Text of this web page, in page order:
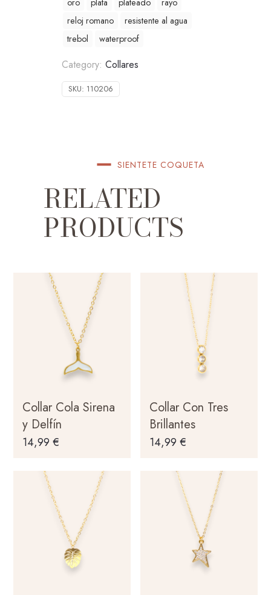
reloj romano
resistente al agua
trebol
waterproof
Category:Collares
SKU: 110206
SIENTETE COQUETA
RELATED
PRODUCTS
Collar Cola Sirena
y Delfín
14,99€
Collar Con Tres
Brillantes
14,99€